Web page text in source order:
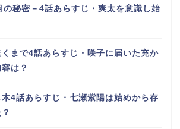
の秘密－4話あらすじ・爽太を意識し始
くまで4話あらすじ・咲子に届いた充か
は？
4話あらすじ・七瀬紫陽は始めから存